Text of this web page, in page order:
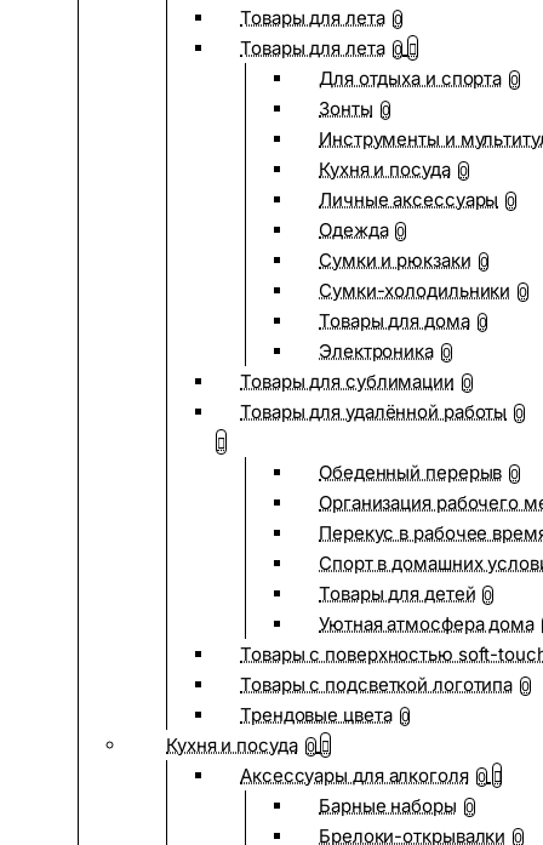
Товары для лета 0
Товары для лета 0
Для отдыха и спорта 0
Зонты 0
Инструменты и
Кухня и посуда 0
Личные аксессуары 0
Одежда 0
Сумки и рюкзаки 0
Сумки-холодильники 0
Товары для дома 0
Электроника 0
Товары для сублимации 0
Товары для удалённой работы 0
Обеденный перерыв 0
Организация рабочего
Перекус в рабочее
Спорт в домашних
Товары для детей 0
Уютная атмосфера дома
Товары с поверхностью soft-
Товары с подсветкой логотипа 0
Трендовые цвета 0
Кухня и посуда 0
Аксессуары для алкоголя 0
Барные наборы 0
Брелоки-открывалки 0